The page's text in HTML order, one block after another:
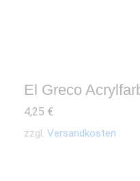
El Greco
4,25 €
zzgl. Versandkosten